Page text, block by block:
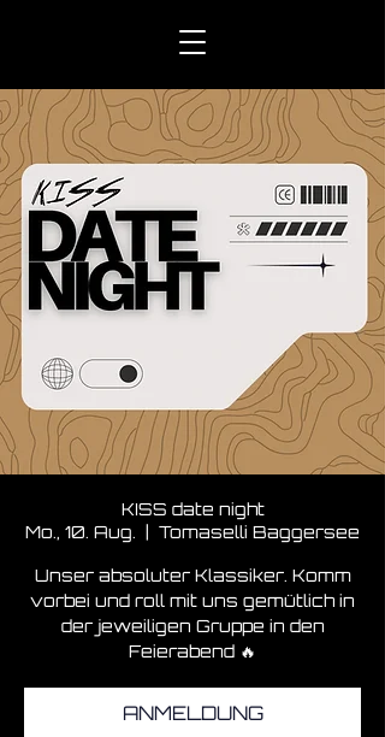
KISS date night
Mo., 10. Aug.
  |
Tomaselli Baggersee
Unser absoluter Klassiker. Komm
vorbei und roll mit uns gemütlich in
der jeweiligen Gruppe in den
Feierabend 🔥
ANMELDUNG